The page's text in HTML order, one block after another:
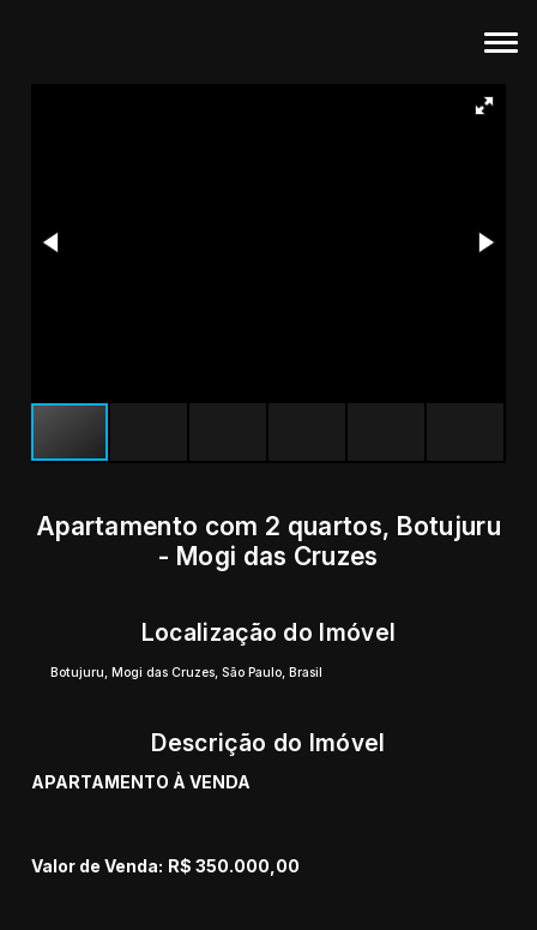
Apartamento com 2 quartos, Botujuru
- Mogi das Cruzes
Localização do Imóvel
Botujuru,Mogi das Cruzes,São Paulo,Brasil
Descrição do Imóvel
APARTAMENTO À VENDA
Valor de Venda: R$ 350.000,00